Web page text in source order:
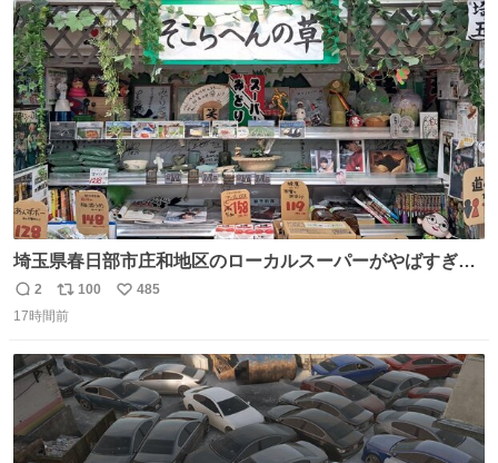
ト
数
数
埼玉県春日部市庄和地区のローカルスーパーがやばすぎ
る。どこまで売り物でどこから私物か不明なごちゃごちゃ
の店内には埼玉自虐習字がずらり。日替わり謎汁の試食や
どわあ～な謎パンなどなんでもあり。クレヨンしんちゃん
を生んだ町、強すぎる。
返
信
2
リ
ポ
ト
数
100
い
数
485
17時間前